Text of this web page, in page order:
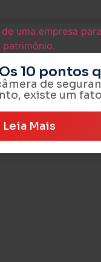
10 pontos
de
existe um
Leia Mais